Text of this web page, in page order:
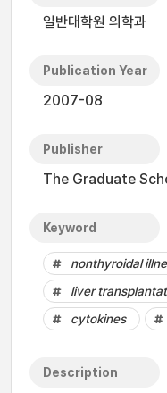
일반대학원 의학과
Publication Year
2007-08
Publisher
The Graduate
Keyword
nonthyroidal
liver
cytokines
Description